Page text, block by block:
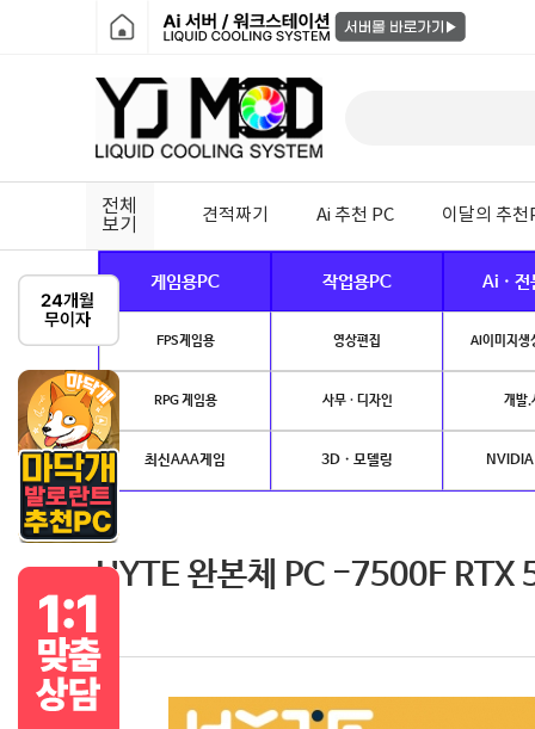
전체
보기
견적짜기 Ai 추천 PC 이달의 추천
게임용PC 작업용PC Ai · 전
FPS게임용 영상편집 AI이미지생
RPG 게임용 사무 · 디자인 개발.
최신AAA게임 3D · 모델링
HYTE 완본체 PC -7500F RTX